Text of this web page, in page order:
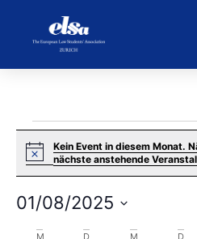
Notice
Kein Event in diesem Monat.
nächste anstehende
01/08/2025